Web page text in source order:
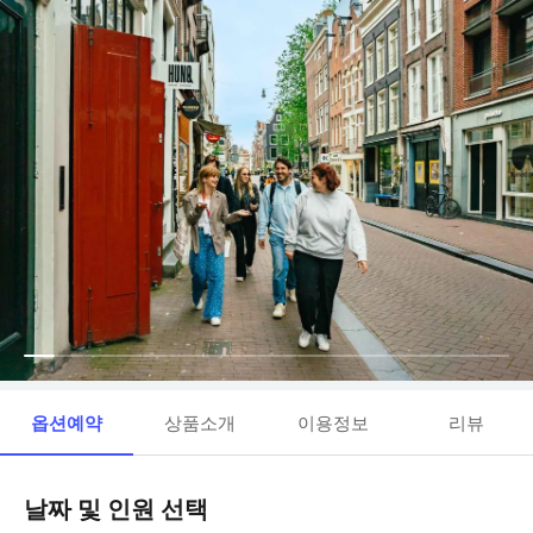
옵션예약 상품소개 이용정보 리뷰
날짜 및 인원 선택